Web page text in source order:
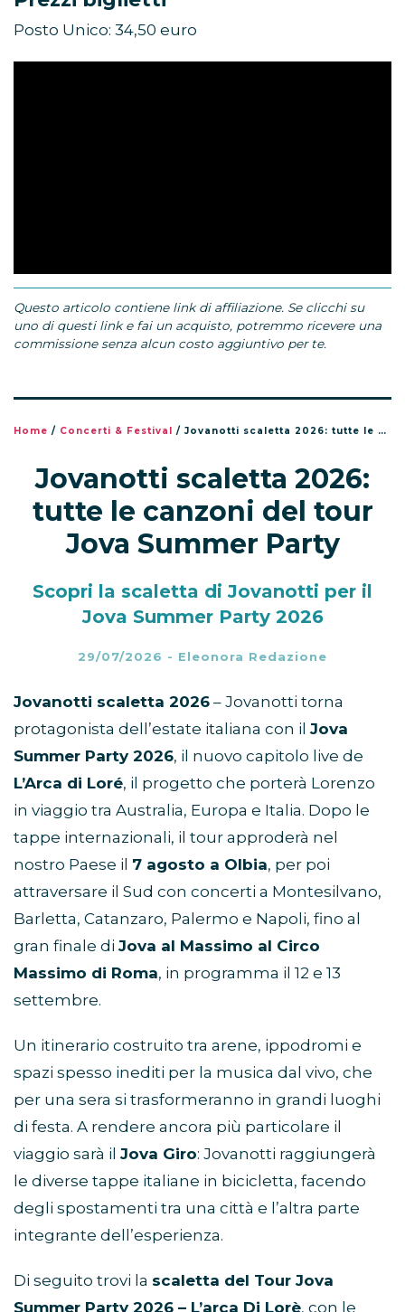
Posto Unico: 34,50 euro
Questo articolo contiene link di affiliazione. Se clicchi su
uno di questi link e fai un acquisto, potremmo ricevere una
commissione senza alcun costo aggiuntivo per te.
Home / Concerti & Festival / Jovanotti scaletta 2026: tutte le canzoni del tour Jova Summer Party
Jovanotti scaletta 2026:
tutte le canzoni del tour
Jova Summer Party
Scopri la scaletta di Jovanotti per il
Jova Summer Party 2026
29/07/2026 - Eleonora Redazione
Jovanotti scaletta 2026 – Jovanotti torna
protagonista dell’estate italiana con il Jova
Summer Party 2026, il nuovo capitolo live de
L’Arca di Loré, il progetto che porterà Lorenzo
in viaggio tra Australia, Europa e Italia. Dopo le
tappe internazionali, il tour approderà nel
nostro Paese il 7 agosto a Olbia, per poi
attraversare il Sud con concerti a Montesilvano,
Barletta, Catanzaro, Palermo e Napoli, fino al
gran finale di Jova al Massimo al Circo
Massimo di Roma, in programma il 12 e 13
settembre.
Un itinerario costruito tra arene, ippodromi e
spazi spesso inediti per la musica dal vivo, che
per una sera si trasformeranno in grandi luoghi
di festa. A rendere ancora più particolare il
viaggio sarà il Jova Giro: Jovanotti raggiungerà
le diverse tappe italiane in bicicletta, facendo
degli spostamenti tra una città e l’altra parte
integrante dell’esperienza.
Di seguito trovi la scaletta del Tour Jova
Summer Party 2026 – L’arca Di Lorè, con le